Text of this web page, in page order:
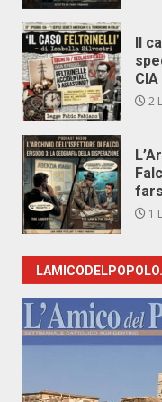
Il
CIA
2
1